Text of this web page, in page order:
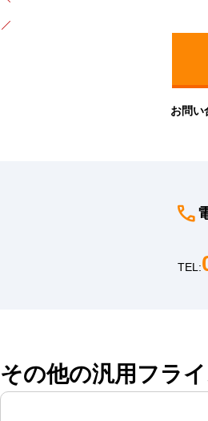
お問い
TEL:
その他の汎用フラ